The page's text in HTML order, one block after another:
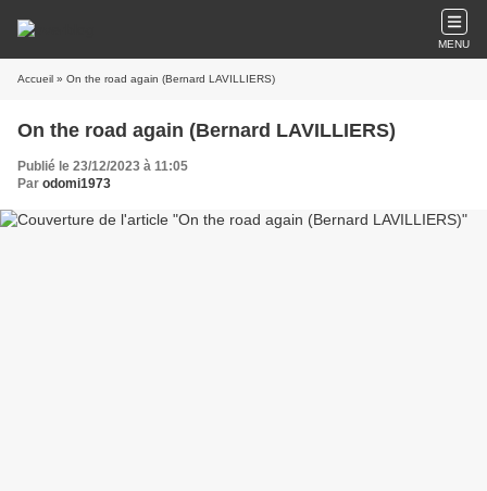
MENU
Accueil » On the road again (Bernard LAVILLIERS)
On the road again (Bernard LAVILLIERS)
Publié le 23/12/2023 à 11:05
Par odomi1973